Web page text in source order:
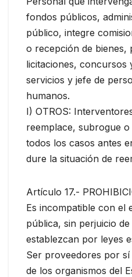
fondos públicos,
público, integre
o recepción de bienes,
licitaciones, concursos
servicios y jefe de
humanos.
I) OTROS:
reemplace, subrogue
todos los casos antes
dure la situación de
Artículo 17.-
Es incompatible con el
pública, sin perjuicio
establezcan por leyes
Ser proveedores por
de los organismos del